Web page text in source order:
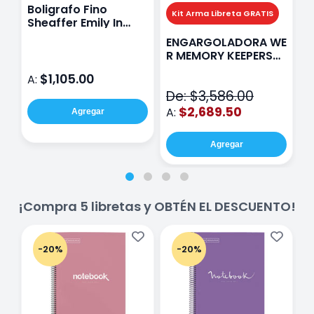
Boligrafo Fino
Sheaffer Emily In
A: $1,105.00
Agregar
Kit Arma Libreta GRATIS
ENGARGOLADORA WE
R MEMORY KEEPERS
De: $3,586.00
A: $2,689.50
Agregar
¡Compra 5 libretas y OBTÉN EL DESCUENTO!
-20% -20%